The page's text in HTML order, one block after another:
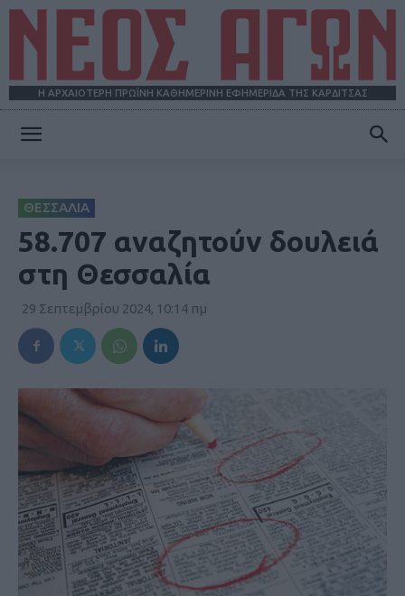
Η ΑΡΧΑΙΟΤΕΡΗ ΠΡΩΪΝΗ ΚΑΘΗΜΕΡΙΝΗ ΕΦΗΜΕΡΙΔΑ ΤΗΣ ΚΑΡΔΙΤΣΑΣ
ΘΕΣΣΑΛΙΑ
58.707 αναζητούν δουλειά
στη Θεσσαλία
29 Σεπτεμβρίου 2024, 10:14 πμ